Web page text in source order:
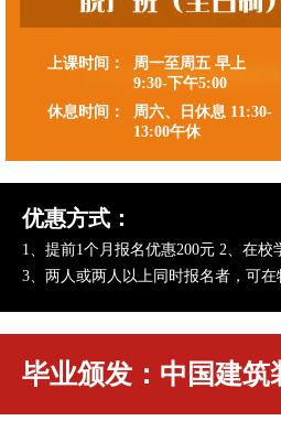
上课时间：
周一至周五 早上
9:30-下午5:00
休息时间：
周六、日休息 11:30-
13:00午休
优惠方式：
1、提前1个月报名优惠200元 2、在
3、两人或两人以上同时报名者，可
毕业颁发：中国建